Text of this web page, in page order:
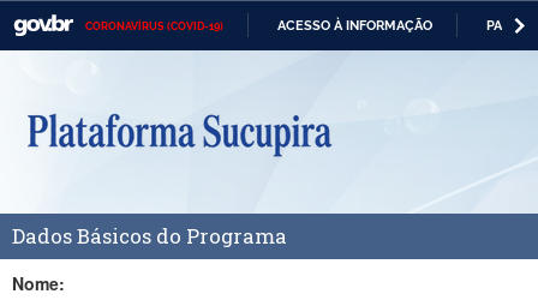
CORONAVÍRUS (COVID-19) ACESSO À INFORMAÇÃO
Casa Civil
Ministério da Defesa
Ministério da Economia
Ministério da Infraestrutura
Dados Básicos do Programa
Nome: